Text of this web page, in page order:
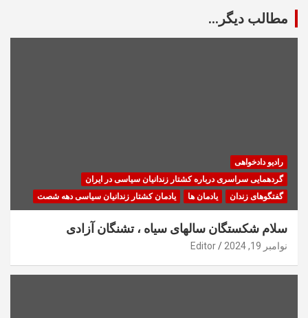
مطالب دیگر...
رادیو دادخواهی
گردهمایی سراسری درباره کشتار زندانیان سیاسی در ایران
گفتگوهای زندان
یادمان ها یادمان کشتار زندانیان سیاسی دهه شصت
سلام شکستگان سالهای سیاه ، تشنگان آزادی
نوامبر 19, 2024 Editor